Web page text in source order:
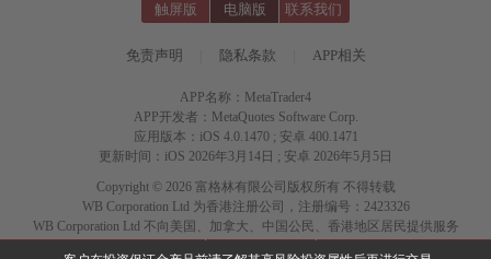
触屏版 电脑版 联系我们
免责声明 隐私条款 APP相关
APP名称：MetaTrader4
APP开发者：MetaQuotes Software Corp.
应用版本：iOS 4.0.1470 ; 安卓 400.1471
更新时间：iOS 2026年3月14日 ; 安卓 2026年5月5日
Copyright © 2026 富格林有限公司版权所有 不得转载
WB Corporation Ltd 为香港注册公司，注册编号：2423326
WB Corporation Ltd 不向美国、加拿大、中国公民、香港地区居民提供服务